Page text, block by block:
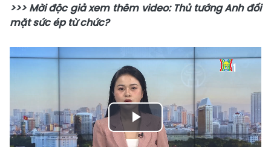
>>> Mời độc giả xem thêm video: Thủ tướng Anh đối
mặt sức ép từ chức?
Play